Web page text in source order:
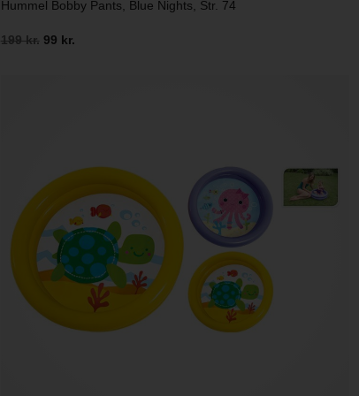
Hummel Bobby Pants, Blue Nights, Str. 74
199 kr. 99 kr.